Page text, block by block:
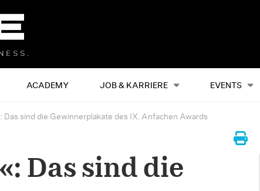
ACADEMY JOB & KARRIERE EVENTS
Alles Events
Das sind die Gewinnerplakate des IX. Anfachen Awards
Das sind die